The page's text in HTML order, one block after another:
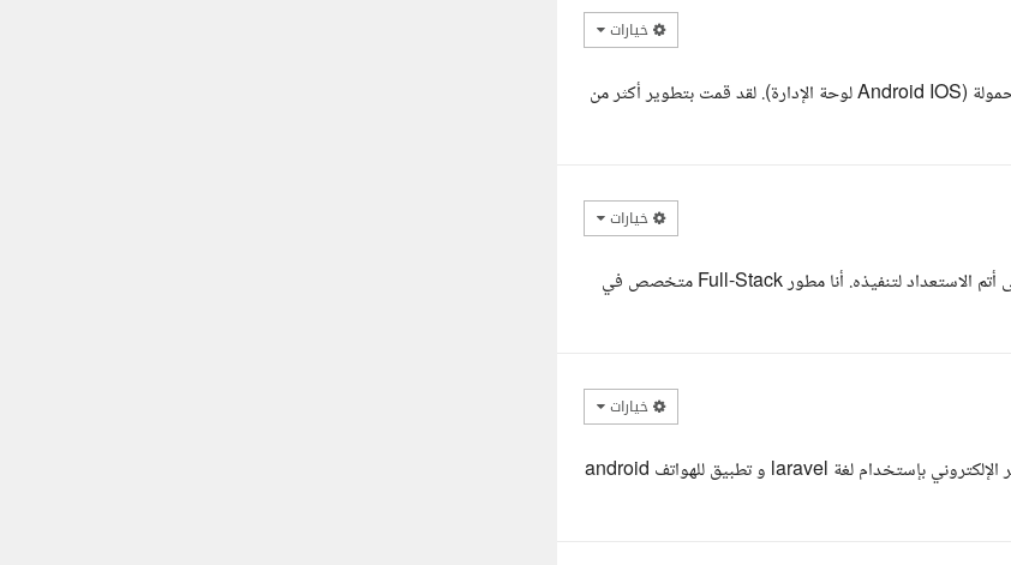
خيارات
السلام عليكم لدي أكثر من عامين من الخبرة العملية في تطوير تطبيقات الأجهزة المحمولة (Android IOS لوحة الإدارة). لقد قمت بتطوير أكثر من
خيارات
السلام عليكم ورحمة الله أستاذ ملهم، قرأت تفاصيل مشروعكم باهتمام كبير، وأنا على أتم الاستعداد لتنفيذه. أنا مطور Full-Stack متخصص في
خيارات
السلام عليكم أخي ملهم يمكنني تنفيذ طلبكم من خلال تصميم و برمجة موقع للمتجر الإلكتروني بإستخدام لغة laravel و تطبيق للهواتف android